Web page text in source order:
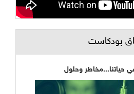
بودكاست
في حياتنا...مخاطر وحلول